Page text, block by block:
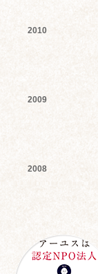
2010
2009
2008